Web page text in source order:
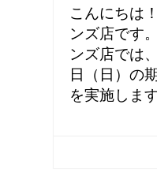
こんにちは
ンズ店です
ンズ店では
日（日）の
を実施しま